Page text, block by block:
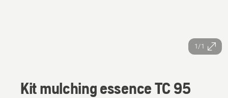
1/1
Kit mulching essence TC 95